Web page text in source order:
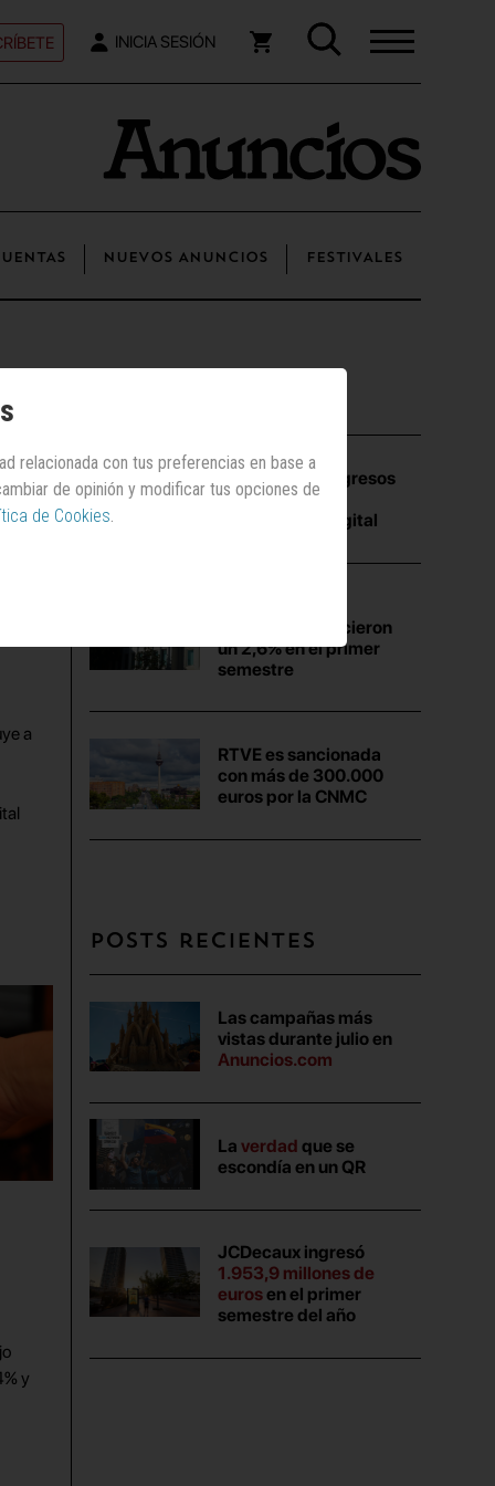
INICIA SESIÓN
NUEVOS ANUNCIOS FESTIVALES
a
y
El 30% de los ingresos
de Prisa Media
provienen de digital
Atresmedia crecieron
un 2,6% en el primer
semestre
RTVE es sancionada
con más de 300.000
euros por la CNMC
Posts recientes
Las campañas más
vistas durante julio en
Anuncios.com
La verdad que se
escondía en un QR
JCDecaux ingresó
1.953,9 millones de
eurosen el primer
semestre del año
relacionada con tus preferencias en base a
de opinión y modificar tus opciones de
de Cookies.